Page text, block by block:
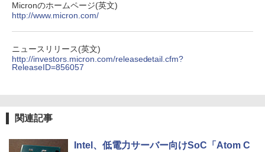
￥594
Micronのホームページ(英文)
http://www.micron.com/
ニュースリリース(英文)
http://investors.micron.com/releasedetail.cfm?
ReleaseID=856057
関連記事
Intel、低電力サーバー向けSoC「Atom C